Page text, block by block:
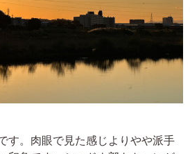
す。肉眼で見た感じよりやや派手